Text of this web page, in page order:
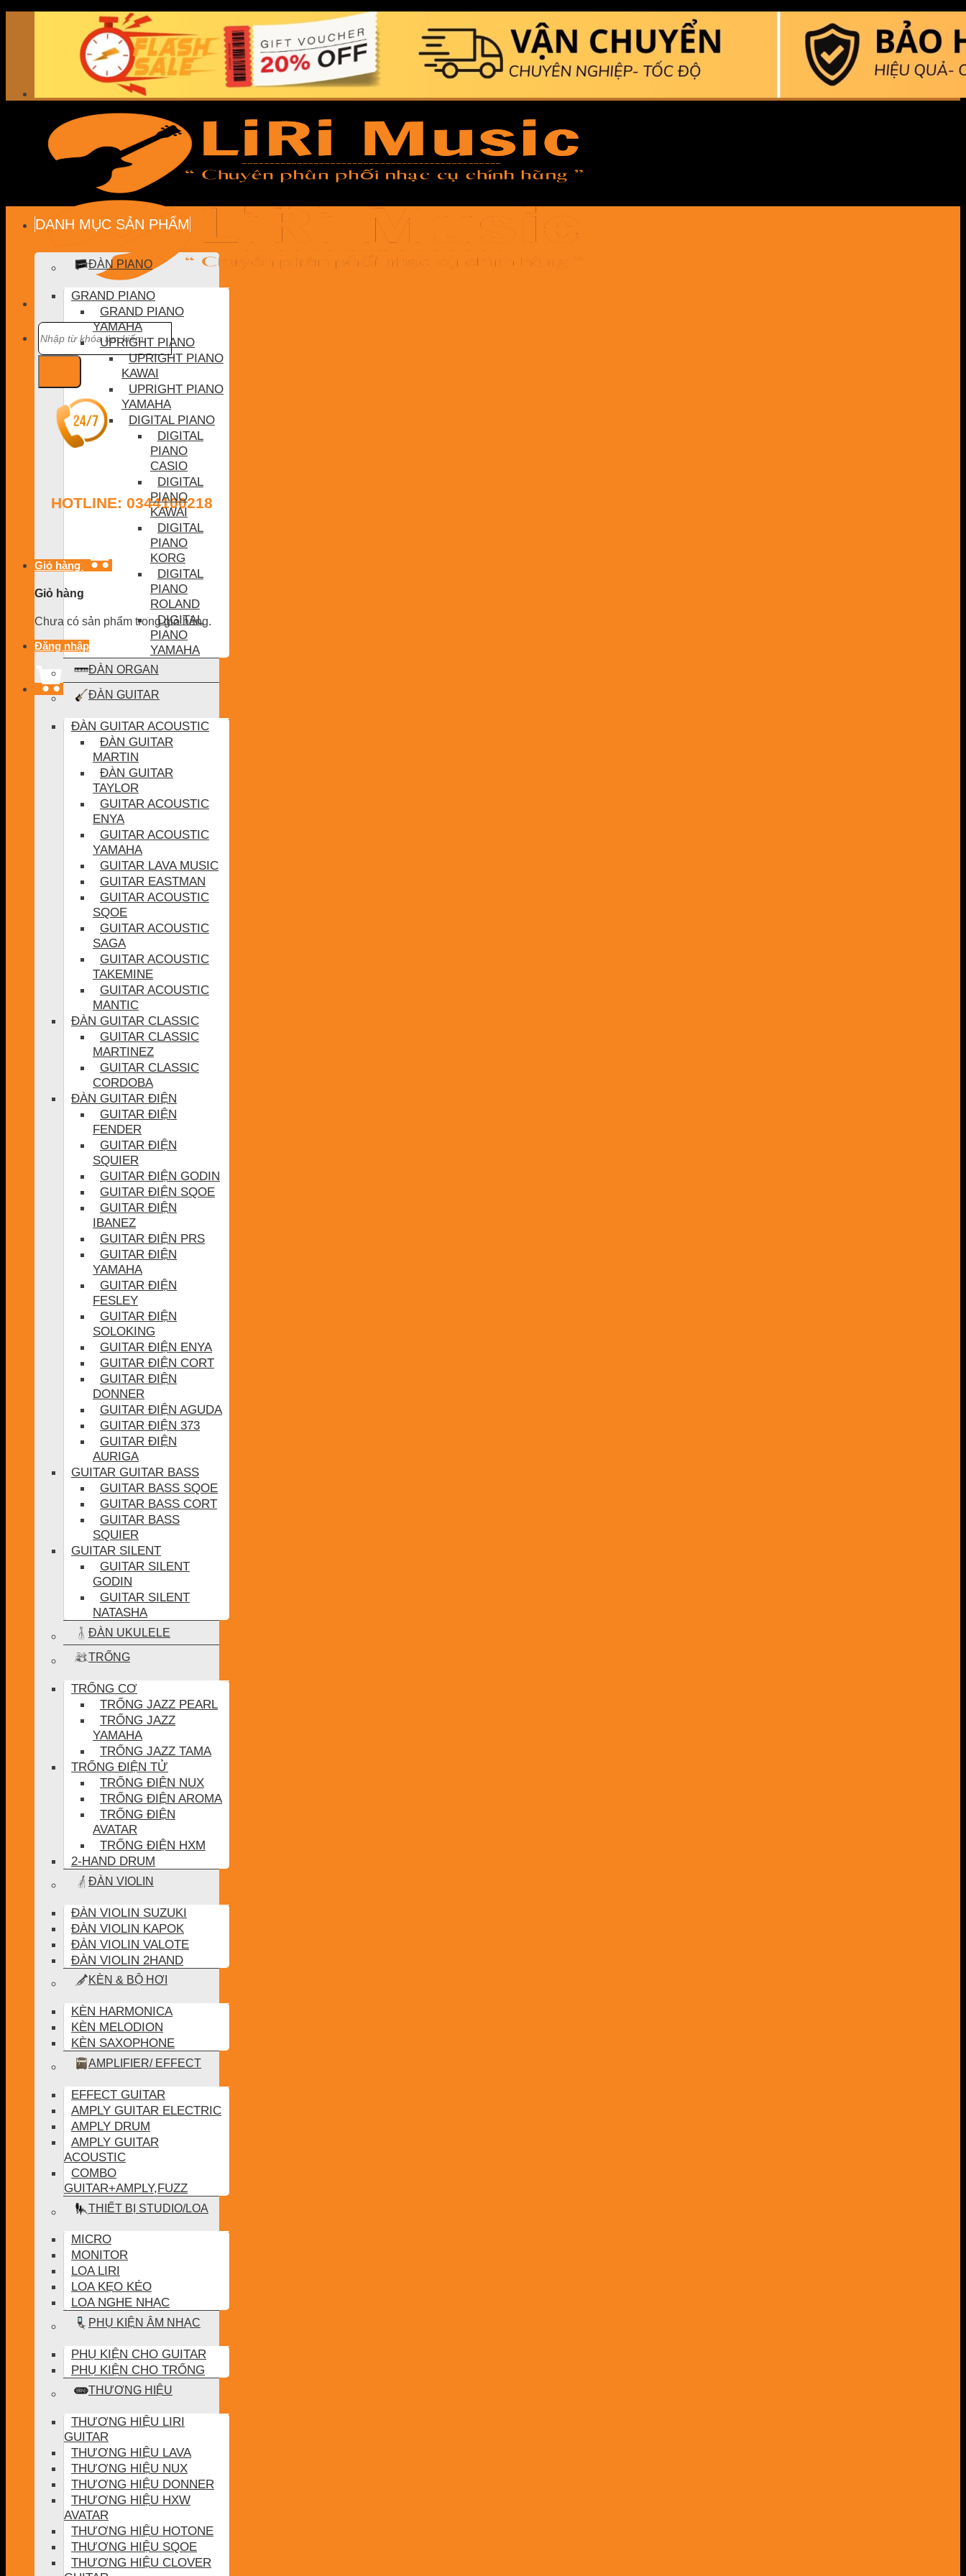
Tìm
kiếm:
HOTLINE: 0344100218
Giỏ hàng
Giỏ hàng
Chưa có sản phẩm trong giỏ hàng.
Đăng nhập
DANH MỤC SẢN PHẨM
ĐÀN PIANO
GRAND PIANO
GRAND PIANO
YAMAHA
UPRIGHT PIANO
UPRIGHT PIANO
KAWAI
UPRIGHT PIANO
YAMAHA
DIGITAL PIANO
DIGITAL
PIANO
CASIO
DIGITAL
PIANO
KAWAI
DIGITAL
PIANO
KORG
DIGITAL
PIANO
ROLAND
DIGITAL
PIANO
YAMAHA
ĐÀN ORGAN
ĐÀN GUITAR
ĐÀN GUITAR ACOUSTIC
ĐÀN GUITAR
MARTIN
ĐÀN GUITAR
TAYLOR
GUITAR ACOUSTIC
ENYA
GUITAR ACOUSTIC
YAMAHA
GUITAR LAVA MUSIC
GUITAR EASTMAN
GUITAR ACOUSTIC
SQOE
GUITAR ACOUSTIC
SAGA
GUITAR ACOUSTIC
TAKEMINE
GUITAR ACOUSTIC
MANTIC
ĐÀN GUITAR CLASSIC
GUITAR CLASSIC
MARTINEZ
GUITAR CLASSIC
CORDOBA
ĐÀN GUITAR ĐIỆN
GUITAR ĐIỆN
FENDER
GUITAR ĐIỆN
SQUIER
GUITAR ĐIỆN GODIN
GUITAR ĐIỆN SQOE
GUITAR ĐIỆN
IBANEZ
GUITAR ĐIỆN PRS
GUITAR ĐIỆN
YAMAHA
GUITAR ĐIỆN
FESLEY
GUITAR ĐIỆN
SOLOKING
GUITAR ĐIỆN ENYA
GUITAR ĐIỆN CORT
GUITAR ĐIỆN
DONNER
GUITAR ĐIỆN AGUDA
GUITAR ĐIỆN 373
GUITAR ĐIỆN
AURIGA
GUITAR GUITAR BASS
GUITAR BASS SQOE
GUITAR BASS CORT
GUITAR BASS
SQUIER
GUITAR SILENT
GUITAR SILENT
GODIN
GUITAR SILENT
NATASHA
ĐÀN UKULELE
TRỐNG
TRỐNG CƠ
TRỐNG JAZZ PEARL
TRỐNG JAZZ
YAMAHA
TRỐNG JAZZ TAMA
TRỐNG ĐIỆN TỬ
TRỐNG ĐIỆN NUX
TRỐNG ĐIỆN AROMA
TRỐNG ĐIỆN
AVATAR
TRỐNG ĐIỆN HXM
2-HAND DRUM
ĐÀN VIOLIN
ĐÀN VIOLIN SUZUKI
ĐÀN VIOLIN KAPOK
ĐÀN VIOLIN VALOTE
ĐÀN VIOLIN 2HAND
KÈN & BỘ HƠI
KÈN HARMONICA
KÈN MELODION
KÈN SAXOPHONE
AMPLIFIER/ EFFECT
EFFECT GUITAR
AMPLY GUITAR ELECTRIC
AMPLY DRUM
AMPLY GUITAR
ACOUSTIC
COMBO
GUITAR+AMPLY,FUZZ
THIẾT BỊ STUDIO/LOA
MICRO
MONITOR
LOA LIRI
LOA KẸO KÉO
LOA NGHE NHẠC
PHỤ KIỆN ÂM NHẠC
PHỤ KIỆN CHO GUITAR
PHỤ KIỆN CHO TRỐNG
THƯƠNG HIỆU
THƯƠNG HIỆU LIRI
GUITAR
THƯƠNG HIỆU LAVA
THƯƠNG HIỆU NUX
THƯƠNG HIỆU DONNER
THƯƠNG HIỆU HXW
AVATAR
THƯƠNG HIỆU HOTONE
THƯƠNG HIỆU SQOE
THƯƠNG HIỆU CLOVER